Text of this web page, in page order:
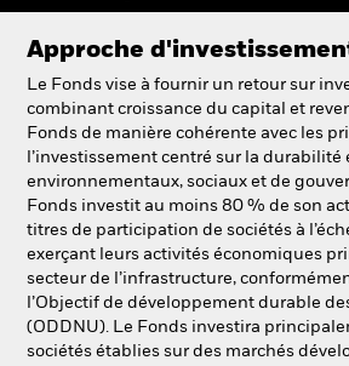
Approche
Le Fonds vise à fournir un retour sur
combinant croissance du capital et
Fonds de manière cohérente avec les
l’investissement centré sur la durabilité
environnementaux, sociaux et de
Fonds investit au moins 80 % de son
titres de participation de sociétés à
exerçant leurs activités économiques
secteur de l’infrastructure,
l’Objectif de développement durable
(ODDNU). Le Fonds investira
sociétés établies sur des marchés